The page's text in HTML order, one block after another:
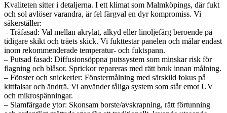
Kvaliteten sitter i detaljerna. I ett klimat som Malmköpings, där fukt
och sol avlöser varandra, är fel färgval en dyr kompromiss. Vi
säkerställer:
– Träfasad: Val mellan akrylat, alkyd eller linoljefärg beroende på
tidigare skikt och träets skick. Vi fukttestar panelen och målar endast
inom rekommenderade temperatur- och fuktspann.
– Putsad fasad: Diffusionsöppna putssystem som minskar risk för
flagning och blåsor. Sprickor repareras med rätt bruk innan målning.
– Fönster och snickerier: Fönstermålning med särskild fokus på
kittfalsar och ändträ. Vi använder tåliga system som står emot UV
och mikrospänningar.
– Slamfärgade ytor: Skonsam borste/avskrapning, rätt förtunning